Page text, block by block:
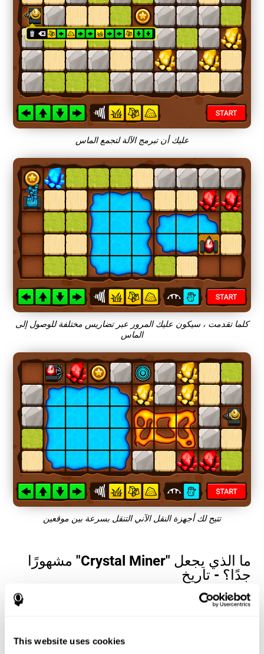
This website uses cookies
عليك أن تبرمج الآلة لتجمع الماس
كلما تقدمت ، سيكون عليك المرور عبر تضاريس مختلفة للوصول إلى
الماس
تتيح لك أجهزة النقل الآني التنقل بسرعة بين موقعين
ما الذي يجعل "Crystal Miner" مشهورًا
جدًا؟ - تاريخ
تساعد ألعاب التقدير والتخطيط مثل "Crystal Miner" المستخدمين على
تخصيص مواردهم المعرفية عبر المكان والزمان. هذا يساعدهم على تقديم
كيف تعمل لعبة العقل "Crystal Miner"